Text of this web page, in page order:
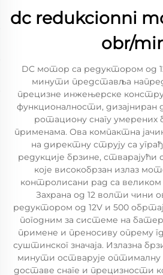
dc redukcionni
obr/
DC мотор са редуктором од
минути представља
прецизне инжењерске
функционалности, дизајниран
ротациону снагу умерених
применама. Ова компактна
на директну струју са
редукције брзине,
које високобрзан излаз
контролисани рад са великом
Захрана од 12 волти чини
редуктором од 12V и 500
погодним за системе на
примене и преносиву опрему
суштинског значаја. Излазна
минути остварује
доставе снаге и прецизности